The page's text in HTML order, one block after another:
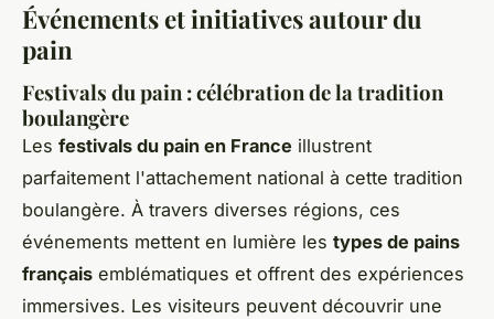
Événements et initiatives autour du
pain
Festivals du pain : célébration de la tradition
boulangère
Les festivals du pain en France illustrent
parfaitement l'attachement national à cette tradition
boulangère. À travers diverses régions, ces
événements mettent en lumière les types de pains
français emblématiques et offrent des expériences
immersives. Les visiteurs peuvent découvrir une